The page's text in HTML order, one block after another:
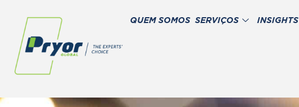
QUEM SOMOS SERVIÇOS INSIGHTS